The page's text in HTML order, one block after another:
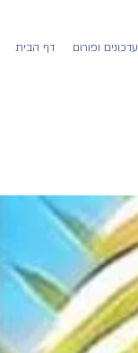
דף הבית עדכונים ופורום